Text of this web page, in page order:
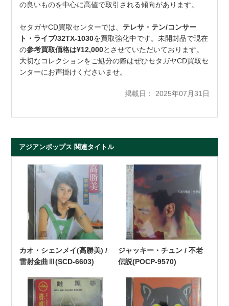
の良いものを中心に高値で取引される傾向があります。
セタガヤCD買取センターでは、 テレサ・テン/コンサー
ト・ライブ/32TX-1030を買取強化中です。未開封品で現在
の参考買取価格は¥12,000とさせていただいております。
大切なコレクションをご処分の際はぜひセタガヤCD買取セ
ンターにお声掛けくださいませ。
掲載日： 2025年07月31日
アジアンポップス 関連タイトル
カオ・シェンメイ(高勝美) /
雷射金曲Ⅲ(SCD-6603)
ジャッキー・チュン / 不老
伝説(POCP-9570)